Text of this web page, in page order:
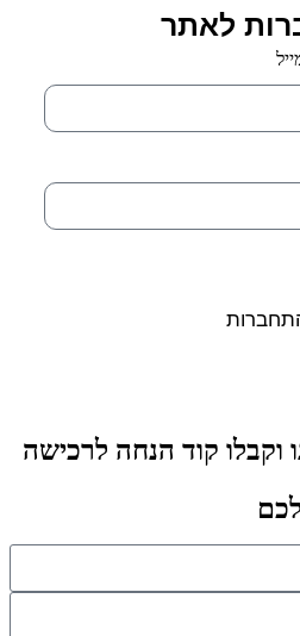
לאתר
וקבלו קוד הנחה לרכישה